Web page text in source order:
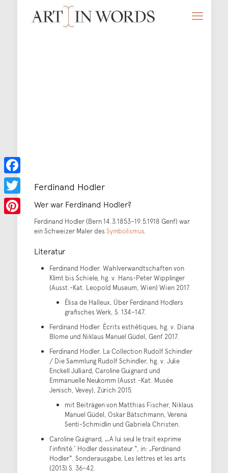
Ferdinand Hodler
Wer war Ferdinand Hodler?
Ferdinand Hodler (Bern 14.3.1853–19.5.1918 Genf) war
ein Schweizer Maler des Symbolismus.
Literatur
Ferdinand Hodler. Wahlverwandtschaften von
Klimt bis Schiele, hg. v. Hans-Peter Wipplinger
(Ausst.-Kat. Leopold Museum, Wien) Wien 2017.
Élisa de Halleux, Über Ferdinand Hodlers
grafisches Werk, S. 134–147.
Ferdinand Hodler. Écrits esthétiques, hg. v. Diana
Blome und Niklaus Manuel Güdel, Genf 2017.
Ferdinand Hodler. La Collection Rudolf Schindler
/ Die Sammlung Rudolf Schindler, hg. v. Julie
Enckell Julliard, Caroline Guignard und
Emmanuelle Neukomm (Ausst.-Kat. Musée
Jenisch, Vevey), Zürich 2015.
mit Beiträgen von Matthias Fischer, Niklaus
Manuel Güdel, Oskar Bätschmann, Verena
Senti-Schmidlin und Gabriela Christen.
Caroline Guignard, „‚A lui seul le trait exprime
l’infinité.‘ Hodler dessinateur.“, in: „Ferdinand
Hodler“. Sonderausgabe, Les lettres et les arts
(2013) S. 36–42.
Facebook
Twitter